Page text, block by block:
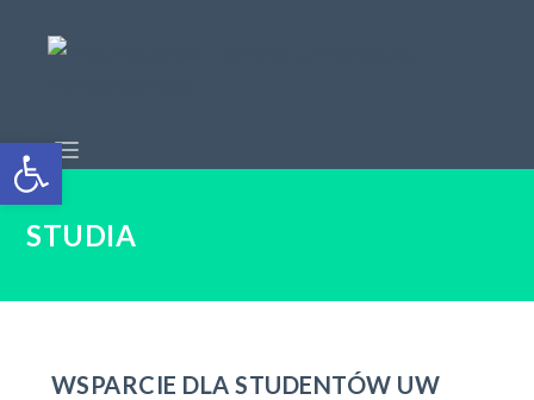
Open toolbar
STUDIA
WSPARCIE DLA STUDENTÓW UW